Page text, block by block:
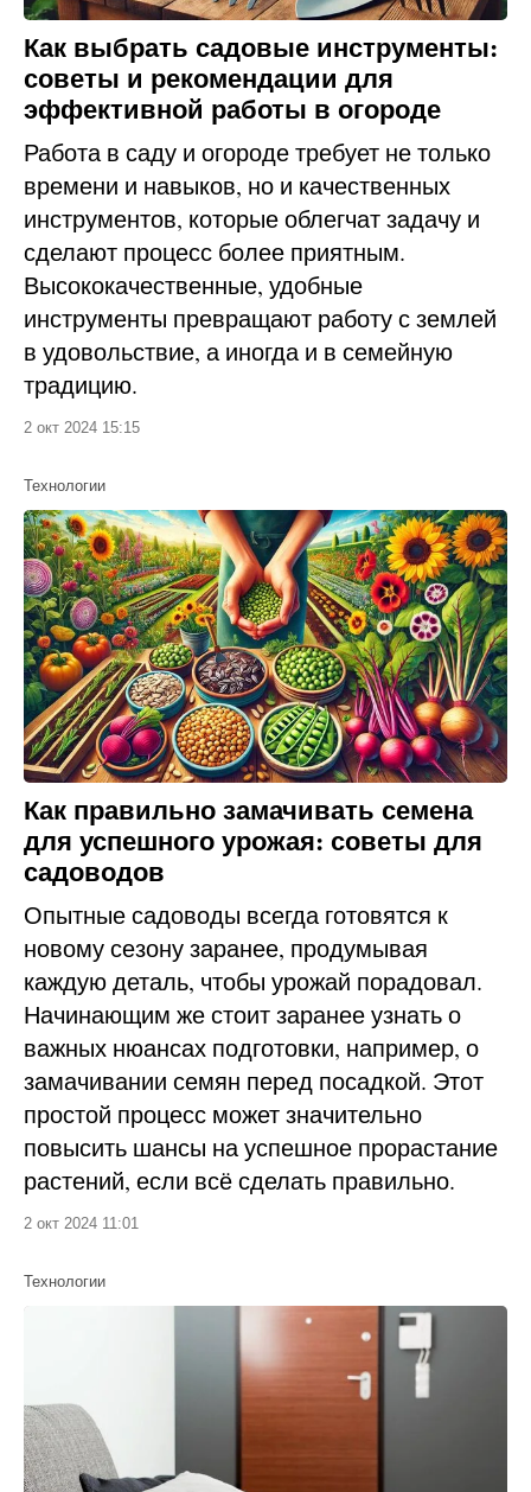
Как выбрать садовые инструменты:
советы и рекомендации для
эффективной работы в огороде
Работа в саду и огороде требует не только
времени и навыков, но и качественных
инструментов, которые облегчат задачу и
сделают процесс более приятным.
Высококачественные, удобные
инструменты превращают работу с землей
в удовольствие, а иногда и в семейную
традицию.
2 окт 2024 15:15
Технологии
Как правильно замачивать семена
для успешного урожая: советы для
садоводов
Опытные садоводы всегда готовятся к
новому сезону заранее, продумывая
каждую деталь, чтобы урожай порадовал.
Начинающим же стоит заранее узнать о
важных нюансах подготовки, например, о
замачивании семян перед посадкой. Этот
простой процесс может значительно
повысить шансы на успешное прорастание
растений, если всё сделать правильно.
2 окт 2024 11:01
Технологии